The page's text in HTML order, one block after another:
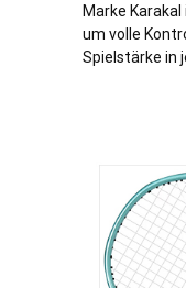
Marke
um volle
Spielstärke in